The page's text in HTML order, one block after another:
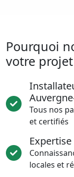
Pourquoi
votre
Tous nos
et certifiés
locales et